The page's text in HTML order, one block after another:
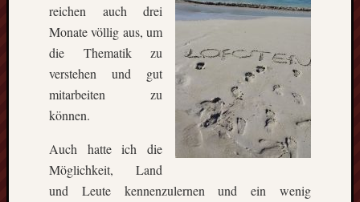
reichen auch drei
Monate völlig aus, um
die Thematik zu
verstehen und gut
mitarbeiten zu
können.
Auch hatte ich die
Möglichkeit, Land
und Leute kennenzulernen und ein wenig